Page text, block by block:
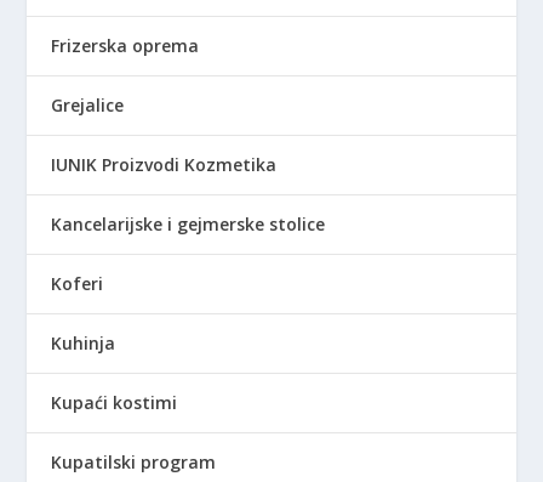
Frizerska oprema
Grejalice
IUNIK Proizvodi Kozmetika
Kancelarijske i gejmerske stolice
Koferi
Kuhinja
Kupaći kostimi
Kupatilski program